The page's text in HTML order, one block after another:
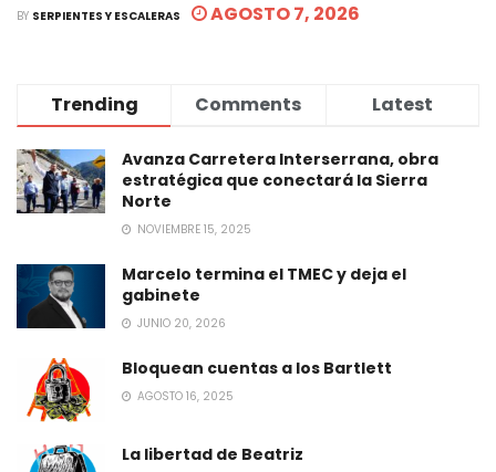
BY SERPIENTES Y ESCALERAS AGOSTO 7, 2026
Trending Comments Latest
Avanza Carretera Interserrana, obra
estratégica que conectará la Sierra
Norte
NOVIEMBRE 15, 2025
Marcelo termina el TMEC y deja el
gabinete
JUNIO 20, 2026
Bloquean cuentas a los Bartlett
AGOSTO 16, 2025
La libertad de Beatriz